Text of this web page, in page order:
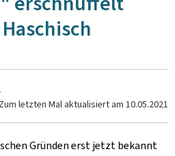
Zum letzten Mal aktualisiert am 10.05.2021
Gründen erst jetzt bekannt